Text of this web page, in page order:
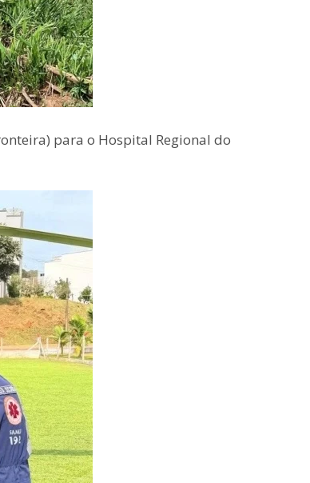
para o Hospital Regional do